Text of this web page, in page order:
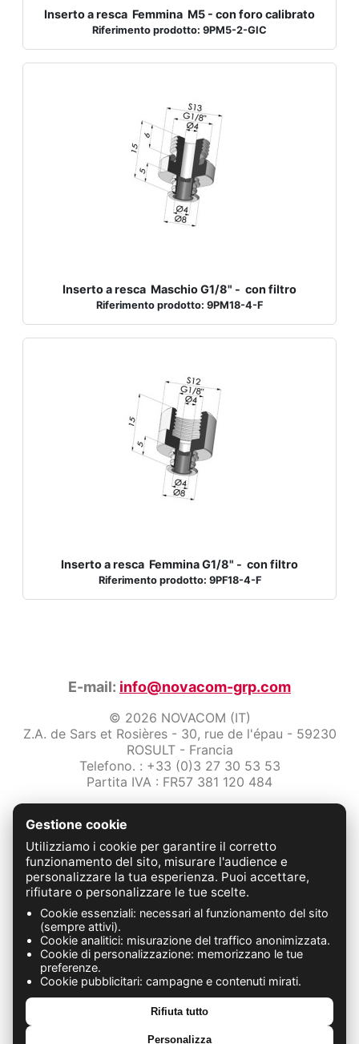
Inserto a resca Femmina M5 - con foro calibrato
Riferimento prodotto: 9PM5-2-GIC
Inserto a resca Maschio G1/8" - con filtro
Riferimento prodotto: 9PM18-4-F
Inserto a resca Femmina G1/8" - con filtro
Riferimento prodotto: 9PF18-4-F
E-mail: info@novacom-grp.com
© 2026 NOVACOM (IT)
Z.A. de Sars et Rosières - 30, rue de l'épau - 59230
ROSULT - Francia
Telefono. : +33 (0)3 27 30 53 53
Partita IVA : FR57 381 120 484
Protezione dei dati
Condizioni Generali di Vendita
Contattaci
FABRICATION FRANÇAISE
Gestione cookie
Utilizziamo i cookie per garantire il corretto
funzionamento del sito, misurare l'audience e
personalizzare la tua esperienza. Puoi accettare,
rifiutare o personalizzare le tue scelte.
Cookie essenziali: necessari al funzionamento del sito
(sempre attivi).
Cookie analitici: misurazione del traffico anonimizzata.
Cookie di personalizzazione: memorizzano le tue
preferenze.
Cookie pubblicitari: campagne e contenuti mirati.
Rifiuta tutto
Personalizza